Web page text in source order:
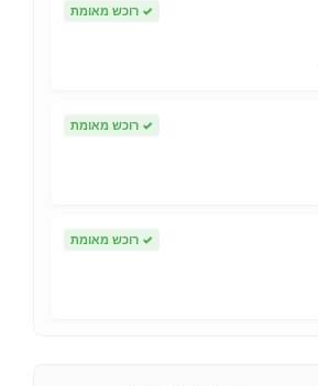
✓ רוכש מאומת
✓ רוכש מאומת
✓ רוכש מאומת